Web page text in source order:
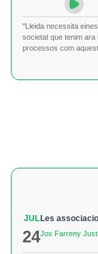
"Lleida necessita
societat que tenim
processos com
JUL
24
Les
Jos Farreny